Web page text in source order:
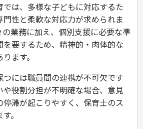
は、多様な子どもに対応するた
性と柔軟な対応力が求められま
業務に加え、個別支援に必要な準
要するため、精神的・肉体的な
ます。
つには職員間の連携が不可欠です
役割分担が不明確な場合、意見
滞が起こりやすく、保育士のス
。